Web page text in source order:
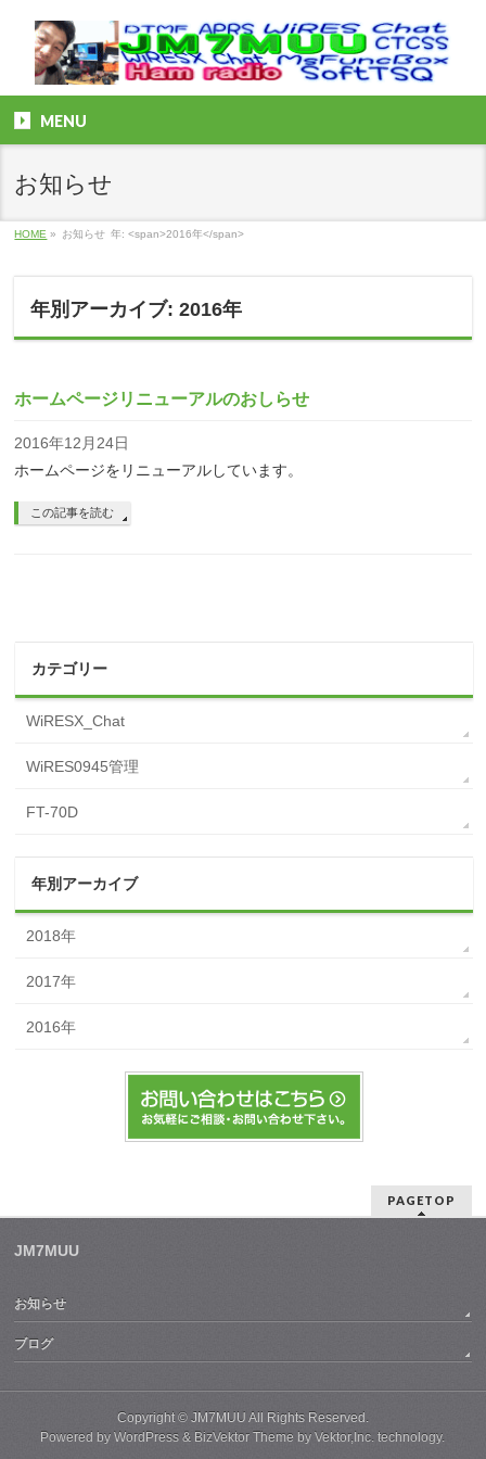
MENU
お知らせ
HOME » お知らせ 年: <span>2016年</span>
年別アーカイブ: 2016年
ホームページリニューアルのおしらせ
2016年12月24日
ホームページをリニューアルしています。
この記事を読む
カテゴリー
WiRESX_Chat
WiRES0945管理
FT-70D
年別アーカイブ
2018年
2017年
2016年
PAGETOP
JM7MUU
お知らせ
ブログ
Copyright © JM7MUU All Rights Reserved.
Powered byWordPress & BizVektor Theme byVektor,Inc. technology.